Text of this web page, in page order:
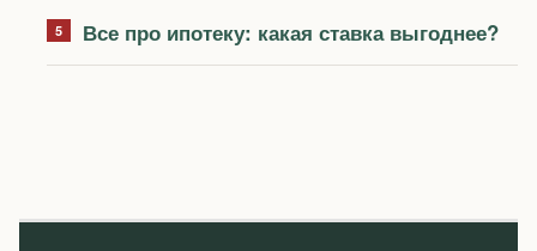
Все про ипотеку: какая ставка выгоднее?